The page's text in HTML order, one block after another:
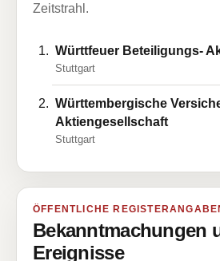
Zeitstrahl.
Württfeuer Beteiligungs-
Stuttgart
Württembergische
Aktiengesellschaft
Stuttgart
ÖFFENTLICHE
Bekanntmachungen
Ereignisse